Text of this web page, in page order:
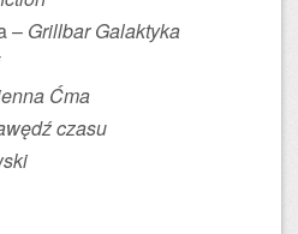
– Grillbar Galaktyka
Ćma
czasu